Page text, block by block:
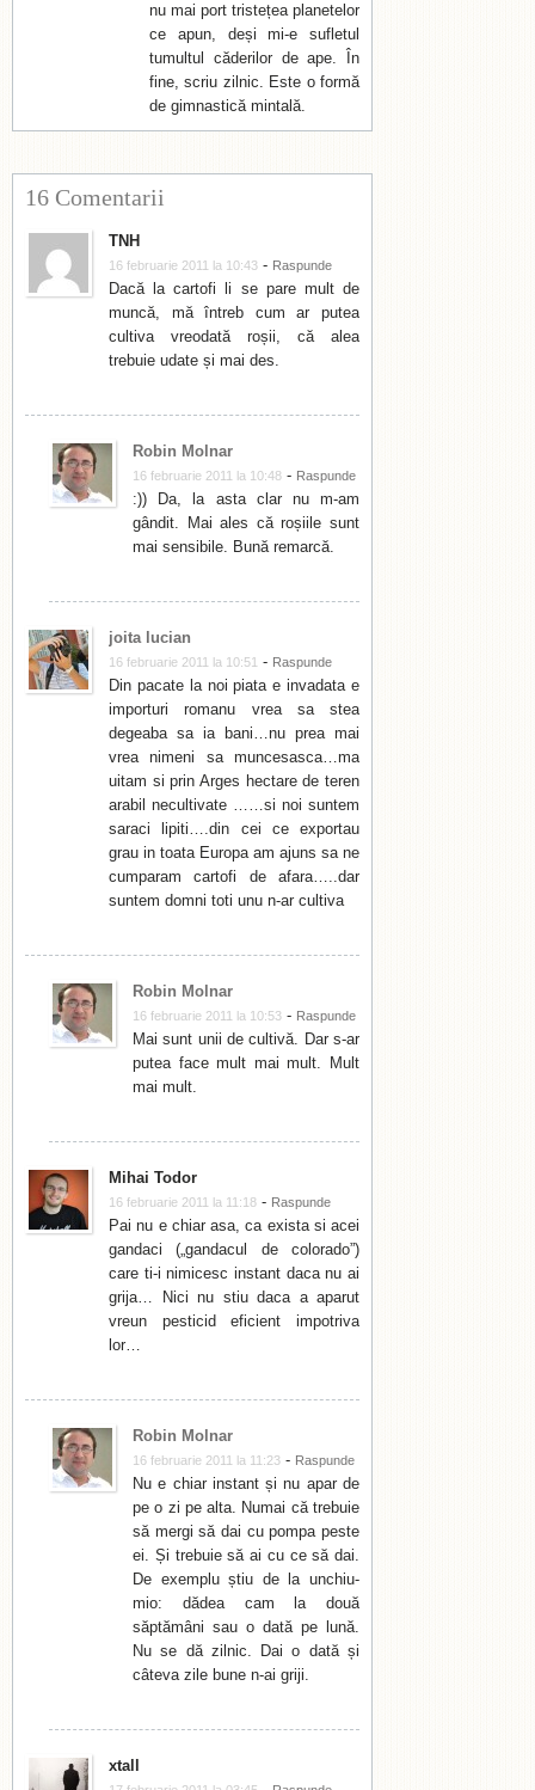
nu mai port tristețea planetelor
ce apun, deși mi-e sufletul
tumultul căderilor de ape. În
fine, scriu zilnic. Este o formă
de gimnastică mintală.
16 Comentarii
TNH
16 februarie 2011 la 10:43 - Raspunde
Dacă la cartofi li se pare mult de
muncă, mă întreb cum ar putea
cultiva vreodată roșii, că alea
trebuie udate și mai des.
Robin Molnar
16 februarie 2011 la 10:48 - Raspunde
:)) Da, la asta clar nu m-am
gândit. Mai ales că roșiile sunt
mai sensibile. Bună remarcă.
joita lucian
16 februarie 2011 la 10:51 - Raspunde
Din pacate la noi piata e invadata e
importuri romanu vrea sa stea
degeaba sa ia bani…nu prea mai
vrea nimeni sa muncesasca…ma
uitam si prin Arges hectare de teren
arabil necultivate ……si noi suntem
saraci lipiti….din cei ce exportau
grau in toata Europa am ajuns sa ne
cumparam cartofi de afara…..dar
suntem domni toti unu n-ar cultiva
Robin Molnar
16 februarie 2011 la 10:53 - Raspunde
Mai sunt unii de cultivă. Dar s-ar
putea face mult mai mult. Mult
mai mult.
Mihai Todor
16 februarie 2011 la 11:18 - Raspunde
Pai nu e chiar asa, ca exista si acei
gandaci („gandacul de colorado”)
care ti-i nimicesc instant daca nu ai
grija… Nici nu stiu daca a aparut
vreun pesticid eficient impotriva
lor…
Robin Molnar
16 februarie 2011 la 11:23 - Raspunde
Nu e chiar instant și nu apar de
pe o zi pe alta. Numai că trebuie
să mergi să dai cu pompa peste
ei. Și trebuie să ai cu ce să dai.
De exemplu știu de la unchiu-
mio: dădea cam la două
săptămâni sau o dată pe lună.
Nu se dă zilnic. Dai o dată și
câteva zile bune n-ai griji.
xtall